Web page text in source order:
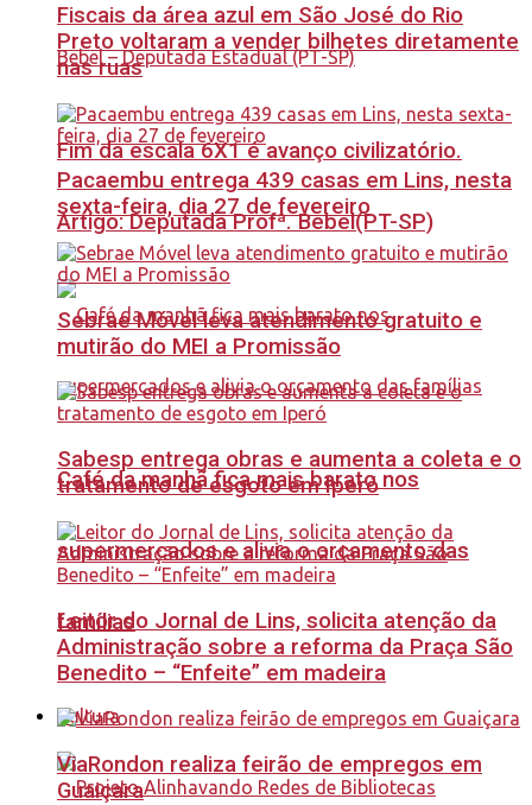
Fim da escala 6X1 é avanço civilizatório.
Artigo: Deputada Profª. Bebel(PT-SP)
Café da manhã fica mais barato nos
supermercados e alivia o orçamento das
famílias
Cultura
Fiscais da área azul em São José do Rio
Preto voltaram a vender bilhetes diretamente
nas ruas
Pacaembu entrega 439 casas em Lins, nesta
sexta-feira, dia 27 de fevereiro
Sebrae Móvel leva atendimento gratuito e
mutirão do MEI a Promissão
Sabesp entrega obras e aumenta a coleta e o
tratamento de esgoto em Iperó
Leitor do Jornal de Lins, solicita atenção da
Administração sobre a reforma da Praça São
Benedito – “Enfeite” em madeira
ViaRondon realiza feirão de empregos em
Guaiçara